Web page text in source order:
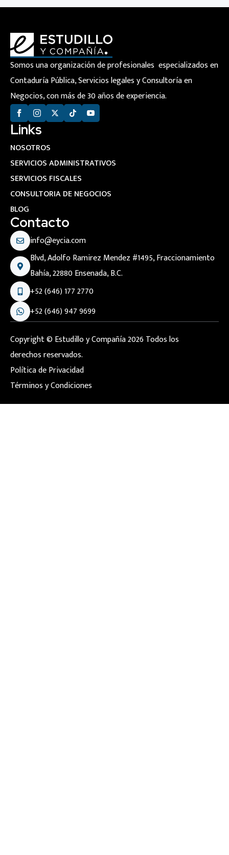
Somos una organización de profesionales especializados en
Contaduría Pública, Servicios legales y Consultoría en
Negocios, con más de 30 años de experiencia.
Links
NOSOTROS
SERVICIOS ADMINISTRATIVOS
SERVICIOS FISCALES
CONSULTORIA DE NEGOCIOS
BLOG
Contacto
info@eycia.com
Blvd, Adolfo Ramirez Mendez #1495, Fraccionamiento
Bahía, 22880 Ensenada, B.C.
+52 (646) 177 2770
+52 (646) 947 9699
Copyright © Estudillo y Compañía 2026 Todos los
derechos reservados.
Política de Privacidad
Términos y Condiciones